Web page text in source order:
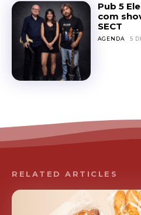
Pub 5
com
SECT
AGENDA 5
RELATED ARTICLES